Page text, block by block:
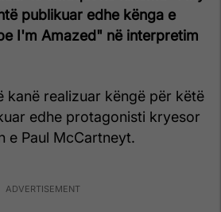
publikuar edhe kënga e
I'm Amazed" në interpretim
kanë realizuar këngë për këtë
edhe protagonisti kryesor
e Paul McCartneyt.